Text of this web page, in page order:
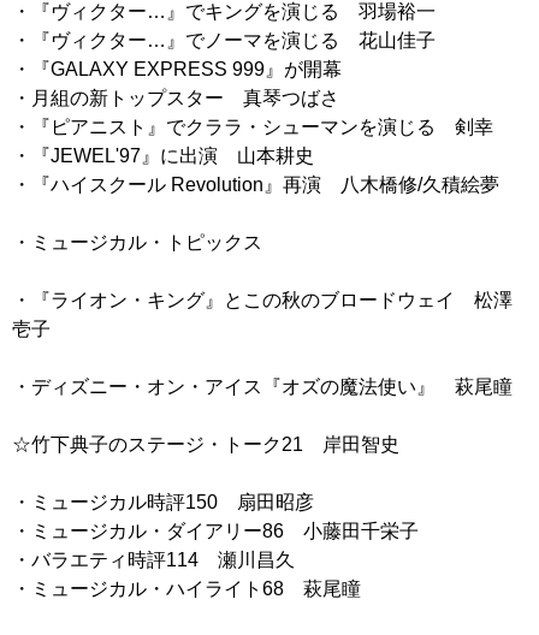
・『ヴィクター…』でキングを演じる 羽場裕一
・『ヴィクター…』でノーマを演じる 花山佳子
・『GALAXY EXPRESS 999』が開幕
・月組の新トップスター 真琴つばさ
・『ピアニスト』でクララ・シューマンを演じる 剣幸
・『JEWEL'97』に出演 山本耕史
・『ハイスクール Revolution』再演 八木橋修/久積絵夢
・ミュージカル・トピックス
・『ライオン・キング』とこの秋のブロードウェイ 松澤
壱子
・ディズニー・オン・アイス『オズの魔法使い』 萩尾瞳
☆竹下典子のステージ・トーク21 岸田智史
・ミュージカル時評150 扇田昭彦
・ミュージカル・ダイアリー86 小藤田千栄子
・バラエティ時評114 瀬川昌久
・ミュージカル・ハイライト68 萩尾瞳